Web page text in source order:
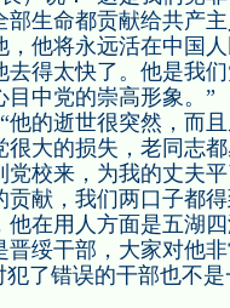
生命都贡献给共产
他将永远活在中国
去得太快了。他是我
中党的崇高形象。”
他的逝世很突然，而
大的损失，老同志
校来，为我的丈夫
献，我们两口子都
在用人方面是五湖
绥干部，大家对他
犯了错误的干部也不